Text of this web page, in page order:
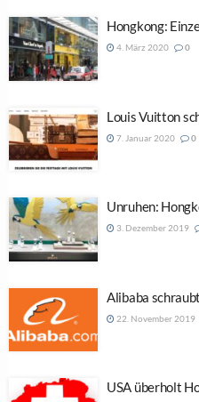
Hongkong:
4. März 2020 0
Louis Vuitton
7. Januar 2020 0
Unruhen:
3. Dezember 2019
Alibaba
22. November 2019
USA überholt